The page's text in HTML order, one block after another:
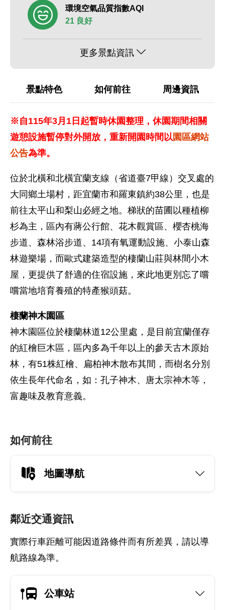
環境空氣品質指數AQI
21 良好
更多景點資訊
景點特色 如何前往 周邊資訊
※自115年3月1日起暫時休園整理，休園期間相關
遊憩設施暫停對外開放，重新開園時間以園區網站
公告為準。
位於北橫和北橫宜蘭支線（省道臺7甲線）交叉處的
大同鄉土場村，距宜蘭市和羅東鎮約38公里，也是
前往太平山和梨山必經之地。梯狀的苗圃以種植柳
杉為主，區內有蔣公行館、花木觀賞區、櫻杏桃海
步道、森林浴步道、14項有氧運動設施、小泰山森
林遊樂場，而歐式建築造型的棲蘭山莊與林間小木
屋，更提供了舒適的住宿設施，來此地更別忘了嚐
嚐當地培育養殖的特產猴頭菇。
棲蘭神木園區
神木園區位於棲蘭林道12公里處，是目前宜蘭僅存
的紅檜巨木區，區內多為千年以上的參天古木原始
林，有51株紅檜、扁柏神木散布其間，而樹名分別
依生長年代命名，如：孔子神木、唐太宗神木等，
富趣味及教育意義。
如何前往
地圖導航
鄰近交通資訊
實際行車距離可能因道路條件而有所差異，請以導
航路線為準。
公車站